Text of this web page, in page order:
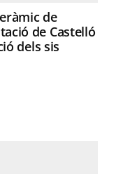
de
de Castelló
dels sis